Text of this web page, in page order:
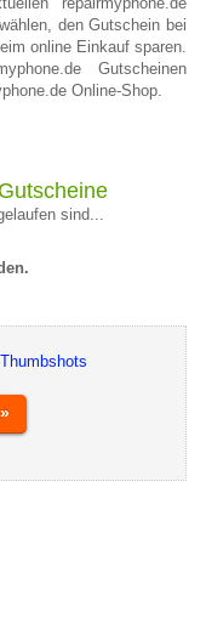
den Gutschein bei
online Einkauf sparen.
Gutscheinen
Online-Shop.
sind...